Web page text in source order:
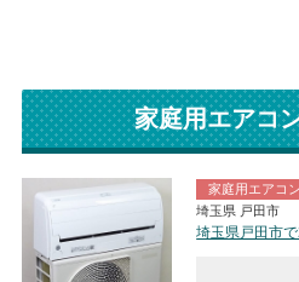
家庭用エアコ
家庭用エアコン
埼玉県 戸田市